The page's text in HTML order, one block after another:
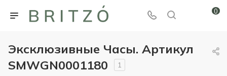
0
Эксклюзивные Часы. Артикул
SMWGN0001180
1